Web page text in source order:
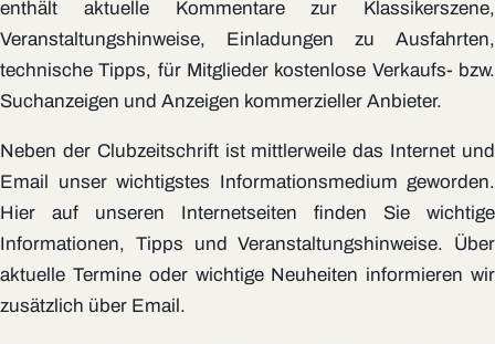
enthält aktuelle Kommentare zur Klassikerszene,
Veranstaltungshinweise, Einladungen zu Ausfahrten,
technische Tipps, für Mitglieder kostenlose Verkaufs- bzw.
Suchanzeigen und Anzeigen kommerzieller Anbieter.
Neben der Clubzeitschrift ist mittlerweile das Internet und
Email unser wichtigstes Informationsmedium geworden.
Hier auf unseren Internetseiten finden Sie wichtige
Informationen, Tipps und Veranstaltungshinweise. Über
aktuelle Termine oder wichtige Neuheiten informieren wir
zusätzlich über Email.